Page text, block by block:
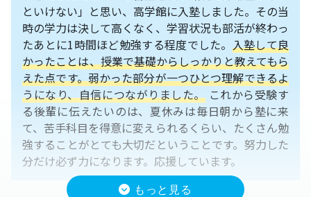
といけない」と思い、高学館に入塾しました。その当
時の学力は決して高くなく、学習状況も部活が終わっ
たあとに1時間ほど勉強する程度でした。 入塾して良
かったことは、授業で基礎からしっかりと教えてもら
えた点です。弱かった部分が一つひとつ理解できるよ
うになり、自信につながりました。 これから受験す
る後輩に伝えたいのは、夏休みは毎日朝から塾に来
て、苦手科目を得意に変えられるくらい、たくさん勉
強することがとても大切だということです。努力した
分だけ必ず力になります。応援しています。